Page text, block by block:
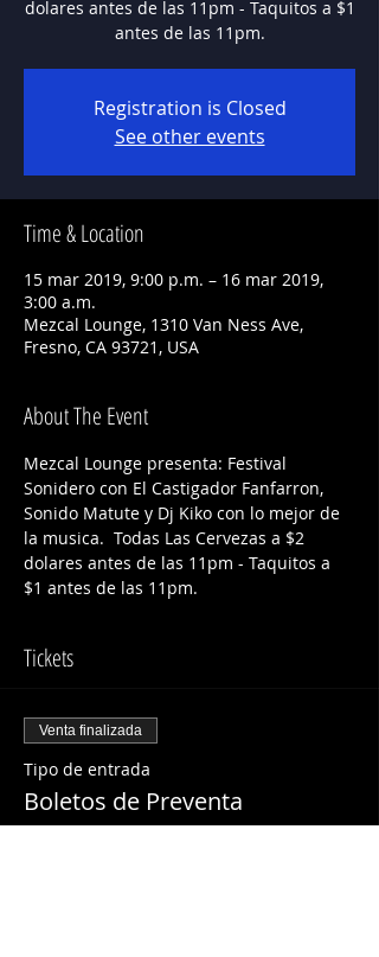
dolares antes de las 11pm - Taquitos a $1
antes de las 11pm.
Registration is Closed
See other events
Time & Location
15 mar 2019, 9:00 p.m. – 16 mar 2019,
3:00 a.m.
Mezcal Lounge, 1310 Van Ness Ave,
Fresno, CA 93721, USA
About The Event
Mezcal Lounge presenta: Festival
Sonidero con El Castigador Fanfarron,
Sonido Matute y Dj Kiko con lo mejor de
la musica.  Todas Las Cervezas a $2
dolares antes de las 11pm - Taquitos a
$1 antes de las 11pm.
Tickets
Venta finalizada
Tipo de entrada
Boletos de Preventa